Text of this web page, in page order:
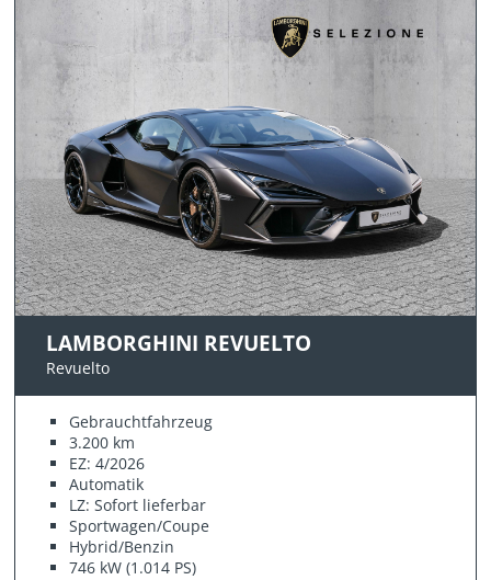
LAMBORGHINI REVUELTO
Revuelto
Gebrauchtfahrzeug
3.200 km
EZ: 4/2026
Automatik
LZ: Sofort lieferbar
Sportwagen/Coupe
Hybrid/Benzin
746 kW (1.014 PS)